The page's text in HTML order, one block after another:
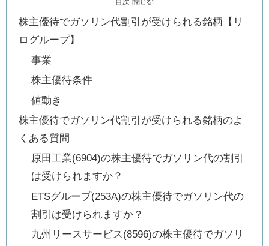
株主優待でガソリン代割引が受けられる銘柄【リ
ログループ】
事業
株主優待条件
値動き
株主優待でガソリン代割引が受けられる銘柄のよ
くある質問
原田工業(6904)の株主優待でガソリン代の割引
は受けられますか？
ETSグループ(253A)の株主優待でガソリン代の
割引は受けられますか？
九州リースサービス(8596)の株主優待でガソリ